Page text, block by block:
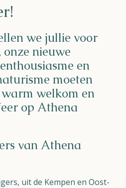
FR EN
App Store
Play Store
we jullie voor
onze nieuwe
en
moeten
welkom en
op Athena
van Athena
uit de Kempen en Oost-